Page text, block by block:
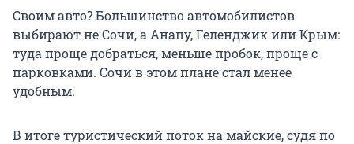
Своим авто? Большинство автомобилистов
выбирают не Сочи, а Анапу, Геленджик или Крым:
туда проще добраться, меньше пробок, проще с
парковками. Сочи в этом плане стал менее
удобным.
В итоге туристический поток на майские, судя по